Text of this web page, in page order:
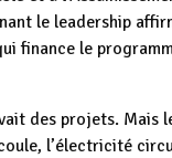
le leadership
finance le
des projets. Mais
l’électricité